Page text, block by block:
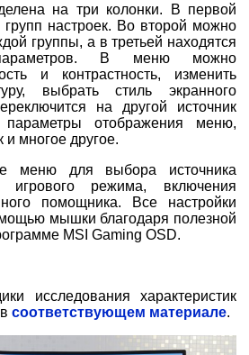
на три колонки. В первой
настроек. Во второй можно
группы, а в третьей находятся
В меню можно
и контрастность, изменить
выбрать стиль экранного
на другой источник
параметры отображения меню,
и многое другое.
меню для выбора источника
игрового режима, включения
помощника. Все настройки
мышки благодаря полезной
MSI Gaming OSD.
исследования характеристик
соответствующем материале.